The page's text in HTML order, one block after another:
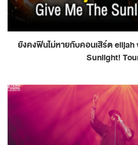
ยังคงฟินไม่หายกับคอนเสิร์ต elijah
Sunlight!